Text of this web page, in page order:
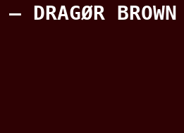
– DRAGØR BROWN